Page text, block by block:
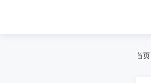
首页